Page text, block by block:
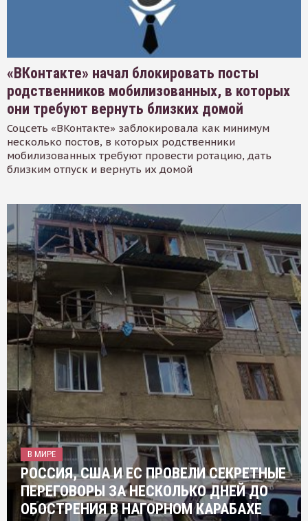
«ВКонтакте» начал блокировать посты
родственников мобилизованных, в которых
они требуют вернуть близких домой
Соцсеть «ВКонтакте» заблокировала как минимум
несколько постов, в которых родственники
мобилизованных требуют провести ротацию, дать
близким отпуск и вернуть их домой
В МИРЕ
РОССИЯ, США И ЕС ПРОВЕЛИ СЕКРЕТНЫЕ
ПЕРЕГОВОРЫ ЗА НЕСКОЛЬКО ДНЕЙ ДО
ОБОСТРЕНИЯ В НАГОРНОМ КАРАБАХЕ